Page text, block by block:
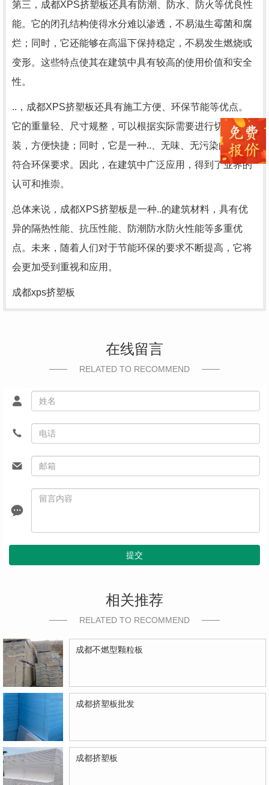
第三，成都XPS挤塑板还具有防潮、防水、防火等优良性
能。它的闭孔结构使得水分难以渗透，不易滋生霉菌和腐
烂；同时，它还能够在高温下保持稳定，不易发生燃烧或
变形。这些特点使其在建筑中具有较高的使用价值和安全
性。
..，成都XPS挤塑板还具有施工方便、环保节能等优点。
它的重量轻、尺寸规整，可以根据实际需要进行切割、拼
装，方便快捷；同时，它是一种..、无味、无污染的材料，
符合环保要求。因此，在建筑中广泛应用，得到了业界的
认可和推崇。
总体来说，成都XPS挤塑板是一种..的建筑材料，具有优
异的隔热性能、抗压性能、防潮防水防火性能等多重优
点。未来，随着人们对于节能环保的要求不断提高，它将
会更加受到重视和应用。
成都xps挤塑板
在线留言
RELATED TO RECOMMEND
提交
相关推荐
RELATED TO RECOMMEND
成都不燃型颗粒板
成都挤塑板批发
成都挤塑板